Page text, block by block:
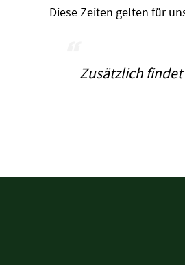
Diese Zeiten gelten für
Zusätzlich